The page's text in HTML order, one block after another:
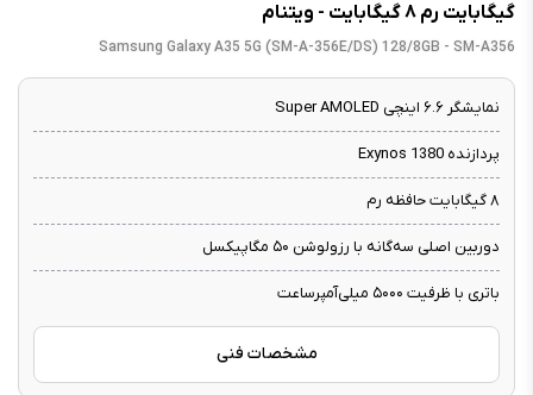
گیگابایت رم ۸ گیگابایت - ویتنام
Samsung Galaxy A35 5G (SM-A-356E/DS) 128/8GB - SM-A356
نمایشگر ۶.۶ اینچی Super AMOLED
پردازنده Exynos 1380
۸ گیگابایت حافظه رم
دوربین اصلی سه‌گانه با رزولوشن ۵۰ مگاپیکسل
باتری با ظرفیت ۵۰۰۰ میلی‌آمپرساعت
مشخصات فنی